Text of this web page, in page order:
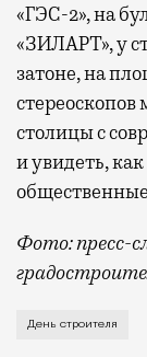
«ГЭС-2», на
«ЗИЛАРТ», у
затоне, на
столицы с
и увидеть,
Фото: пресс-
В этом году
День строителя